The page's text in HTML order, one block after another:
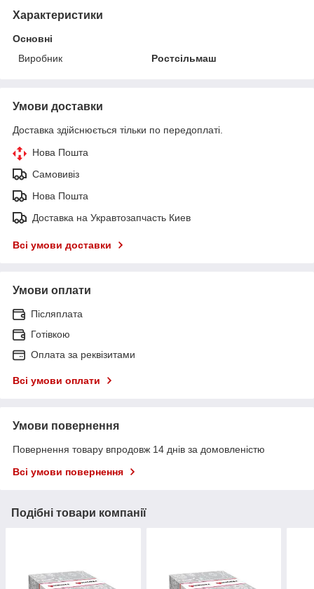
Характеристики
Основні
Виробник
Ростсільмаш
Умови доставки
Доставка здійснюється тільки по передоплаті.
Нова Пошта
Самовивіз
Нова Пошта
Доставка на Укравтозапчасть Киев
Всі умови доставки
Умови оплати
Післяплата
Готівкою
Оплата за реквізитами
Всі умови оплати
Умови повернення
Повернення товару впродовж 14 днів за домовленістю
Всі умови повернення
Подібні товари компанії